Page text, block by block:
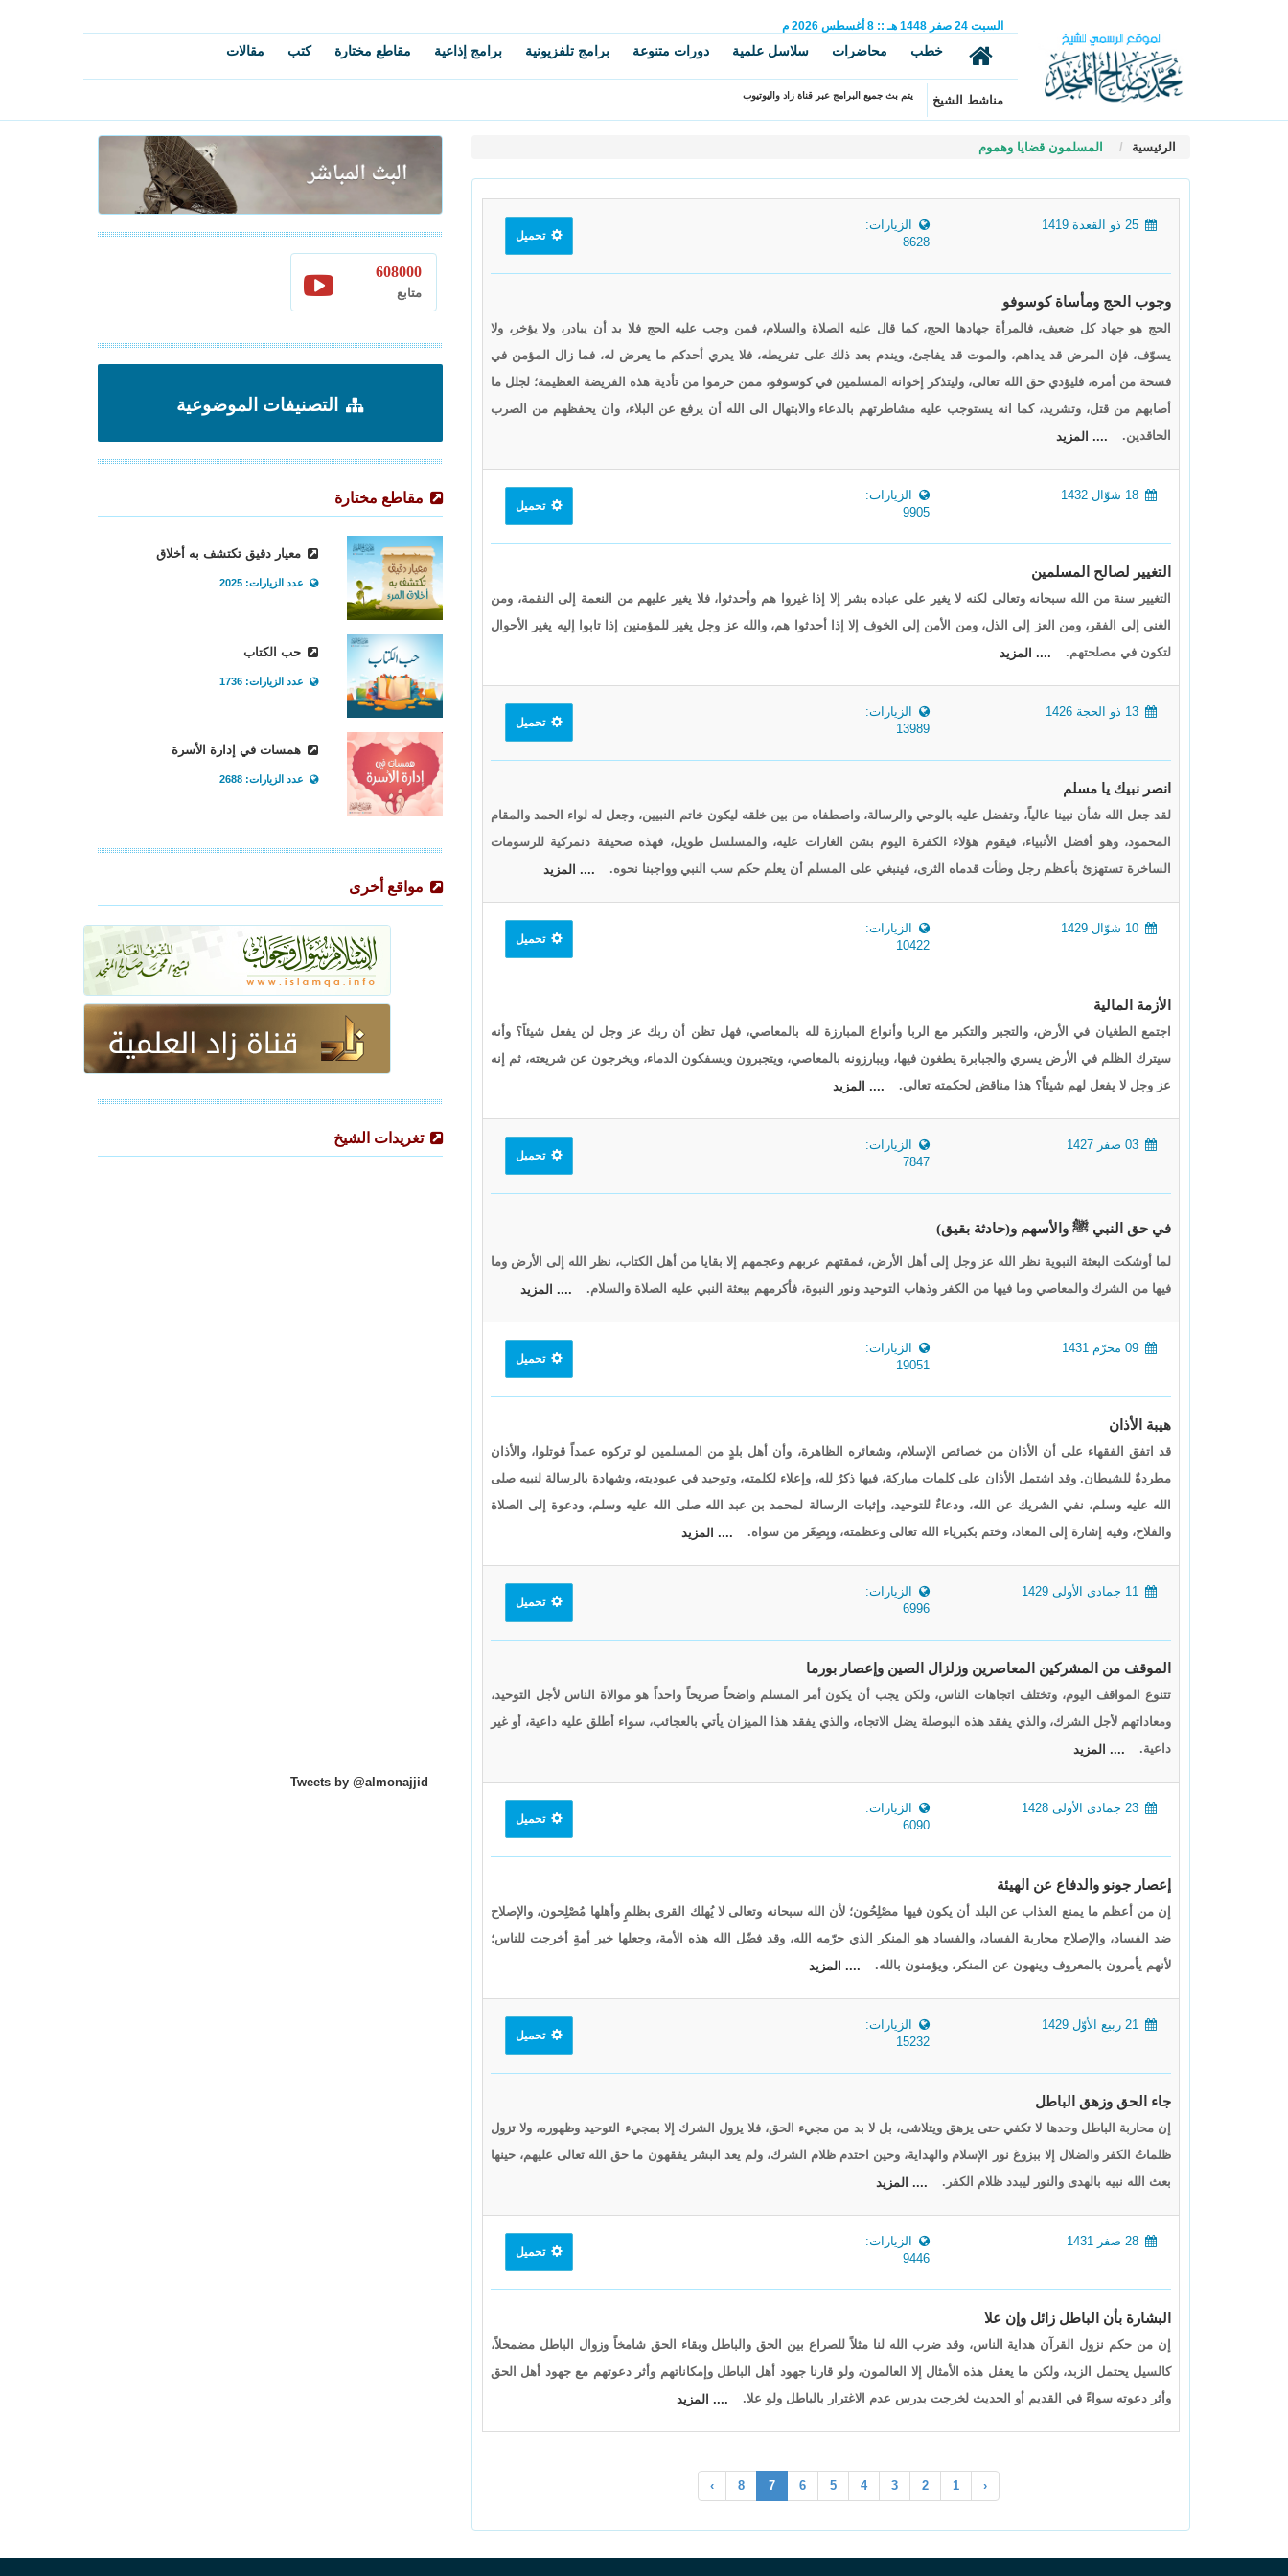
السبت 24 صفر 1448 هـ ::
8 أغسطس 2026 م
خطب محاضرات سلاسل علمية دورات متنوعة برامج تلفزيونية برامج إذاعية مقاطع مختارة كتب مقالات
مناشط الشيخ يتم بث جميع البرامج عبر قناة زاد واليوتيوب
الرئيسية المسلمون قضايا وهموم
الزيارات:
8628
تحميل
وجوب الحج ومأساة كوسوفو
الحج هو جهاد كل ضعيف، فالمرأة جهادها الحج، كما قال عليه الصلاة والسلام، فمن وجب عليه الحج فلا بد أن يبادر، ولا يؤخر، ولا
يسوّف، فإن المرض قد يداهم، والموت قد يفاجئ، ويندم بعد ذلك على تفريطه، فلا يدري أحدكم ما يعرض له، فما زال المؤمن في
فسحة من أمره، فليؤدي حق الله تعالى، وليتذكر إخوانه المسلمين في كوسوفو، ممن حرموا من تأدية هذه الفريضة العظيمة؛ لجلل ما
أصابهم من قتل، وتشريد، كما انه يستوجب عليه مشاطرتهم بالدعاء والابتهال الى الله أن يرفع عن البلاء، وان يحفظهم من الصرب
الحاقدين.
.... المزيد
الزيارات:
9905
تحميل
التغيير لصالح المسلمين
التغيير سنة من الله سبحانه وتعالى لكنه لا يغير على عباده بشر إلا إذا غيروا هم وأحدثوا، فلا يغير عليهم من النعمة إلى النقمة، ومن
الغنى إلى الفقر، ومن العز إلى الذل، ومن الأمن إلى الخوف إلا إذا أحدثوا هم، والله عز وجل يغير للمؤمنين إذا تابوا إليه يغير الأحوال
لتكون في مصلحتهم.
.... المزيد
الزيارات:
13989
تحميل
انصر نبيك يا مسلم
لقد جعل الله شأن نبينا عالياً، وتفضل عليه بالوحي والرسالة، واصطفاه من بين خلقه ليكون خاتم النبيين، وجعل له لواء الحمد والمقام
المحمود، وهو أفضل الأنبياء، فيقوم هؤلاء الكفرة اليوم بشن الغارات عليه، والمسلسل طويل، فهذه صحيفة دنمركية للرسومات
الساخرة تستهزئ بأعظم رجل وطأت قدماه الثرى، فينبغي على المسلم أن يعلم حكم سب النبي وواجبنا نحوه.
.... المزيد
الزيارات:
10422
تحميل
الأزمة المالية
اجتمع الطغيان في الأرض، والتجبر والتكبر مع الربا وأنواع المبارزة لله بالمعاصي، فهل تظن أن ربك عز وجل لن يفعل شيئاً؟ وأنه
سيترك الظلم في الأرض يسري والجبابرة يطغون فيها، ويبارزونه بالمعاصي، ويتجبرون ويسفكون الدماء، ويخرجون عن شريعته، ثم إنه
عز وجل لا يفعل لهم شيئاً؟ هذا مناقض لحكمته تعالى.
.... المزيد
الزيارات:
7847
تحميل
في حق النبي ﷺ والأسهم و(حادثة بقيق)
لما أوشكت البعثة النبوية نظر الله عز وجل إلى أهل الأرض، فمقتهم عربهم وعجمهم إلا بقايا من أهل الكتاب، نظر الله إلى الأرض وما
فيها من الشرك والمعاصي وما فيها من الكفر وذهاب التوحيد ونور النبوة، فأكرمهم ببعثة النبي عليه الصلاة والسلام.
.... المزيد
الزيارات:
19051
تحميل
هيبة الأذان
قد اتفق الفقهاء على أن الأذان من خصائص الإسلام، وشعائره الظاهرة، وأن أهل بلدٍ من المسلمين لو تركوه عمداً قوتلوا، والأذان
مطردةٌ للشيطان. وقد اشتمل الأذان على كلمات مباركة، فيها ذكرٌ لله، وإعلاء لكلمته، وتوحيد في عبوديته، وشهادة بالرسالة لنبيه صلى
الله عليه وسلم، نفي الشريك عن الله، ودعاءٌ للتوحيد، وإثبات الرسالة لمحمد بن عبد الله صلى الله عليه وسلم، ودعوة إلى الصلاة
والفلاح، وفيه إشارة إلى المعاد، وختم بكبرياء الله تعالى وعظمته، وبِصِغَر من سواه.
.... المزيد
الزيارات:
6996
تحميل
الموقف من المشركين المعاصرين وزلزال الصين وإعصار بورما
تتنوع المواقف اليوم، وتختلف اتجاهات الناس، ولكن يجب أن يكون أمر المسلم واضحاً صريحاً واحداً هو موالاة الناس لأجل التوحيد،
ومعاداتهم لأجل الشرك، والذي يفقد هذه البوصلة يضل الاتجاه، والذي يفقد هذا الميزان يأتي بالعجائب، سواء أطلق عليه داعية، أو غير
داعية.
.... المزيد
الزيارات:
6090
تحميل
إعصار جونو والدفاع عن الهيئة
إن من أعظم ما يمنع العذاب عن البلد أن يكون فيها مصْلِحُون؛ لأن الله سبحانه وتعالى لا يُهلك القرى بظلمٍ وأهلها مُصْلِحون، والإصلاح
ضد الفساد، والإصلاح محاربة الفساد، والفساد هو المنكر الذي حرّمه الله، وقد فضّل الله هذه الأمة، وجعلها خير أمةٍ أخرجت للناس؛
لأنهم يأمرون بالمعروف وينهون عن المنكر، ويؤمنون بالله.
.... المزيد
الزيارات:
15232
تحميل
جاء الحق وزهق الباطل
إن محاربة الباطل وحدها لا تكفي حتى يزهق ويتلاشى، بل لا بد من مجيء الحق، فلا يزول الشرك إلا بمجيء التوحيد وظهوره، ولا تزول
ظلماتُ الكفر والضلال إلا ببزوغ نور الإسلام والهداية، وحين احتدم ظلام الشرك، ولم يعد البشر يفقهون ما حق الله تعالى عليهم، حينها
بعث الله نبيه بالهدى والنور ليبدد ظلام الكفر.
.... المزيد
الزيارات:
9446
تحميل
البشارة بأن الباطل زائل وإن علا
إن من حكم نزول القرآن هداية الناس، وقد ضرب الله لنا مثلاً للصراع بين الحق والباطل وبقاء الحق شامخاً وزوال الباطل مضمحلاً،
كالسيل يحتمل الزبد، ولكن ما يعقل هذه الأمثال إلا العالمون، ولو قارنا جهود أهل الباطل وإمكاناتهم وأثر دعوتهم مع جهود أهل الحق
وأثر دعوته سواءً في القديم أو الحديث لخرجت بدرس عدم الاغترار بالباطل ولو علا.
.... المزيد
‹
1
2
3
4
5
6
7
8
›
608000
متابع
التصنيفات الموضوعية
مقاطع مختارة
معيار دقيق تكتشف به أخلاق
عدد الزيارات: 2025
حب الكتاب
عدد الزيارات: 1736
همسات في إدارة الأسرة
عدد الزيارات: 2688
مواقع أخرى
تغريدات الشيخ
Tweets by @almonajjid